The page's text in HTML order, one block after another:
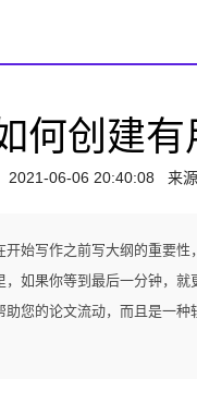
何创建有
2021-06-06 20:40:08 来源
始写作之前写大纲的重要
如果你等到最后一分钟，
您的论文流动，而且是一